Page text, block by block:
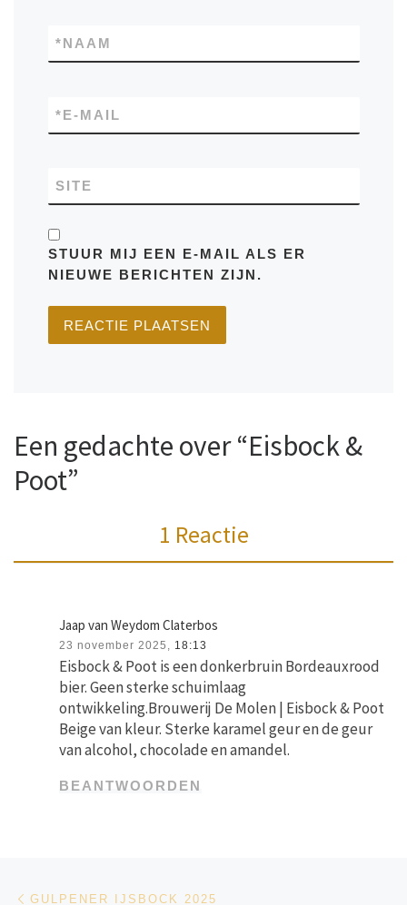
NAAM
*
E-MAIL
*
SITE
STUUR MIJ EEN E-MAIL ALS ER
NIEUWE BERICHTEN ZIJN.
Een gedachte over “Eisbock &
Poot”
1 Reactie
Jaap van Weydom Claterbos
23 november 2025, 18:13
Eisbock & Poot is een donkerbruin Bordeauxrood
bier. Geen sterke schuimlaag
ontwikkeling.Brouwerij De Molen | Eisbock & Poot
Beige van kleur. Sterke karamel geur en de geur
van alcohol, chocolade en amandel.
BEANTWOORDEN
Bericht navigatie
GULPENER IJSBOCK 2025